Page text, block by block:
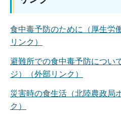
食中毒予防のために（厚生労
リンク）
避難所での食中毒予防につい
ジ）（外部リンク）
災害時の食生活（北陸農政局
ク）